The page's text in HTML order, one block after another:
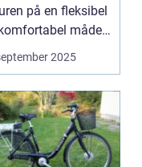
på en fleksibel
måde.
2025